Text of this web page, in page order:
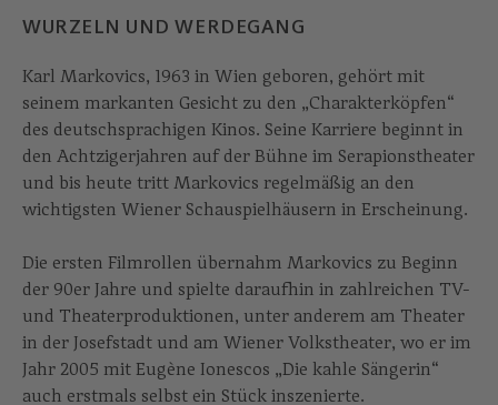
WURZELN UND WERDEGANG
Karl Markovics, 1963 in Wien geboren, gehört mit
seinem markanten Gesicht zu den „Charakterköpfen“
des deutschsprachigen Kinos. Seine Karriere beginnt in
den Achtzigerjahren auf der Bühne im Serapionstheater
und bis heute tritt Markovics regelmäßig an den
wichtigsten Wiener Schauspielhäusern in Erscheinung.
Die ersten Filmrollen übernahm Markovics zu Beginn
der 90er Jahre und spielte daraufhin in zahlreichen TV-
und Theaterproduktionen, unter anderem am Theater
in der Josefstadt und am Wiener Volkstheater, wo er im
Jahr 2005 mit Eugène Ionescos „Die kahle Sängerin“
auch erstmals selbst ein Stück inszenierte.